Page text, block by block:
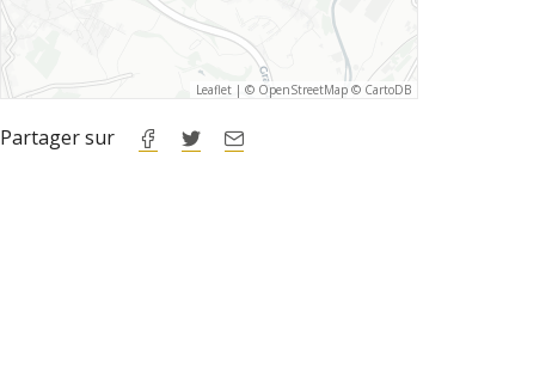
Leaflet | © OpenStreetMap © CartoDB
Partager sur